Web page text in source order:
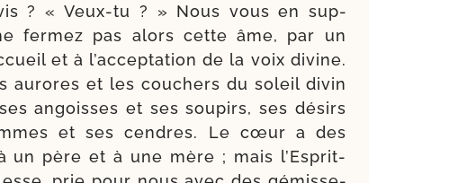
? « Veux-​tu ? » Nous vous en sup­
fer­mez pas alors cette âme, par un
et à l’ac­cep­ta­tion de la voix divine.
aurores et les cou­chers du soleil divin
angoisses et ses sou­pirs, ses dési­rs
et ses cendres. Le cœur a des
un père et à une mère ; mais l’Esprit-​